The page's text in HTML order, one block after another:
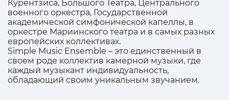
Курентзиса, Большого Театра, Центрального
военного оркестра, Государственной
академической симфонической капеллы, в
оркестре Мариинского театра и в самых разных
европейских коллективах.
Simple Music Ensemble – это единственный в
своем роде коллектив камерной музыки, где
каждый музыкант индивидуальность,
обладающий своим уникальным звучанием.